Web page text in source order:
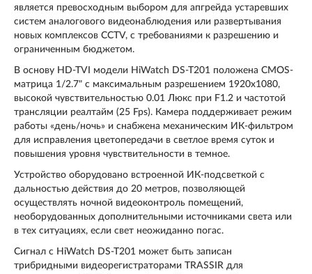
является превосходным выбором для апгрейда устаревших
систем аналогового видеонаблюдения или развертывания
новых комплексов CCTV, с требованиями к разрешению и
ограниченным бюджетом.
В основу HD-TVI модели HiWatch DS-T201 положена CMOS-
матрица 1/2.7" с максимальным разрешением 1920х1080,
высокой чувствительностью 0.01 Люкс при F1.2 и частотой
трансляции реалтайм (25 Fps). Камера поддерживает режим
работы «день/ночь» и снабжена механическим ИК-фильтром
для исправления цветопередачи в светлое время суток и
повышения уровня чувствительности в темное.
Устройство оборудовано встроенной ИК-подсветкой с
дальностью действия до 20 метров, позволяющей
осуществлять ночной видеоконтроль помещений,
необорудованных дополнительными источниками света или
в тех ситуациях, если свет неожиданно погас.
Сигнал с HiWatch DS-T201 может быть записан
трибридными видеорегистраторами TRASSIR для